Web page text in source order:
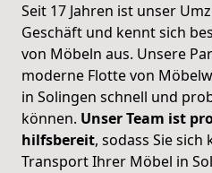
Seit 17 Jahren ist unser
Geschäft und kennt sich
von Möbeln aus. Unsere
moderne Flotte von
in Solingen schnell und
können. Unser Team ist
hilfsbereit, sodass Sie
Transport Ihrer Möbel in